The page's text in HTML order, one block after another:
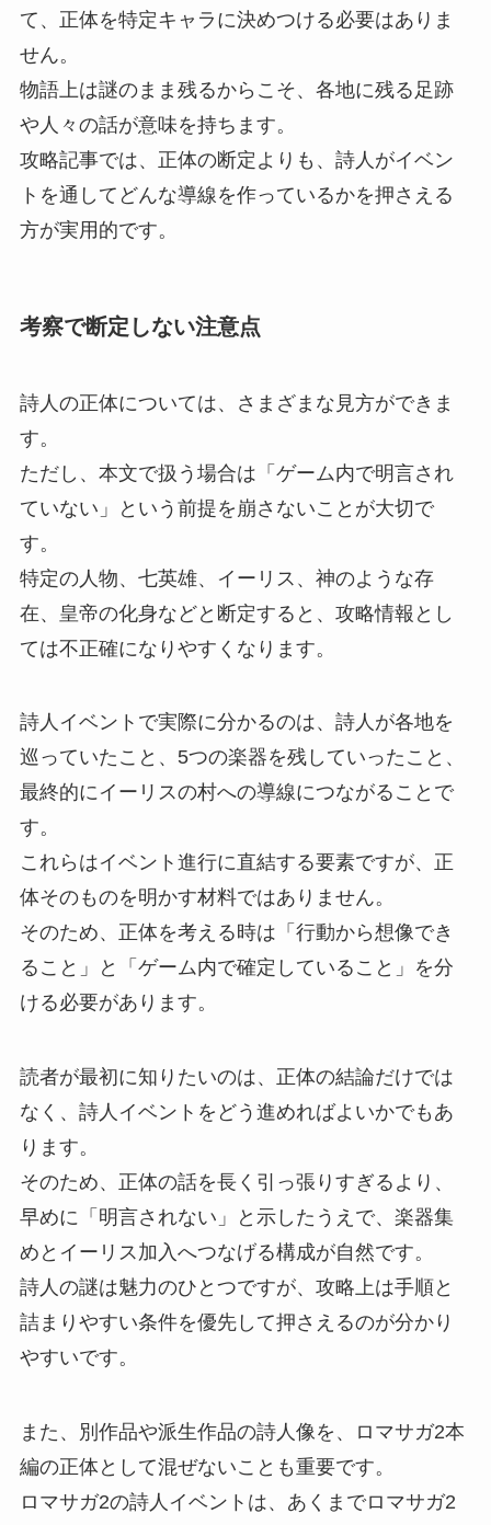
て、正体を特定キャラに決めつける必要はありま
せん。
物語上は謎のまま残るからこそ、各地に残る足跡
や人々の話が意味を持ちます。
攻略記事では、正体の断定よりも、詩人がイベン
トを通してどんな導線を作っているかを押さえる
方が実用的です。
考察で断定しない注意点
詩人の正体については、さまざまな見方ができま
す。
ただし、本文で扱う場合は「ゲーム内で明言され
ていない」という前提を崩さないことが大切で
す。
特定の人物、七英雄、イーリス、神のような存
在、皇帝の化身などと断定すると、攻略情報とし
ては不正確になりやすくなります。
詩人イベントで実際に分かるのは、詩人が各地を
巡っていたこと、5つの楽器を残していったこと、
最終的にイーリスの村への導線につながることで
す。
これらはイベント進行に直結する要素ですが、正
体そのものを明かす材料ではありません。
そのため、正体を考える時は「行動から想像でき
ること」と「ゲーム内で確定していること」を分
ける必要があります。
読者が最初に知りたいのは、正体の結論だけでは
なく、詩人イベントをどう進めればよいかでもあ
ります。
そのため、正体の話を長く引っ張りすぎるより、
早めに「明言されない」と示したうえで、楽器集
めとイーリス加入へつなげる構成が自然です。
詩人の謎は魅力のひとつですが、攻略上は手順と
詰まりやすい条件を優先して押さえるのが分かり
やすいです。
また、別作品や派生作品の詩人像を、ロマサガ2本
編の正体として混ぜないことも重要です。
ロマサガ2の詩人イベントは、あくまでロマサガ2